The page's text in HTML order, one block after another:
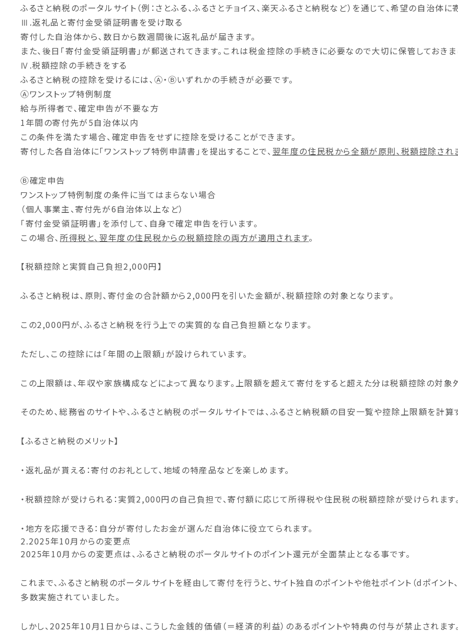
ふるさと納税のポータルサイト（例：さとふる、ふるさとチョイス、楽天ふるさと納税など）を通じて、希望の自治体
Ⅲ.返礼品と寄付金受領証明書を受け取る
寄付した自治体から、数日から数週間後に返礼品が届きます。
また、後日「寄付金受領証明書」が郵送されてきます。これは税金控除の手続きに必要なので大切に保管しておきま
Ⅳ.税額控除の手続きをする
ふるさと納税の控除を受けるには、Ⓐ・Ⓑいずれかの手続きが必要です。
Ⓐワンストップ特例制度
給与所得者で、確定申告が不要な方
1年間の寄付先が5自治体以内
この条件を満たす場合、確定申告をせずに控除を受けることができます。
寄付した各自治体に「ワンストップ特例申請書」を提出することで、 翌年度の住民税から全額が原則、税額控除され
Ⓑ確定申告
ワンストップ特例制度の条件に当てはまらない場合
（個人事業主、寄付先が6自治体以上など）
「寄付金受領証明書」を添付して、自身で確定申告を行います。
この場合、 所得税と、翌年度の住民税からの税額控除の両方が適用されます。
【税額控除と実質自己負担2,000円】
ふるさと納税は、 原則、 寄付金の合計額から2,000円を引いた金額が、税額控除の対象となります。
この2,000円が、ふるさと納税を行う上での実質的な自己負担額となります。
ただし、 この控除には「年間の上限額」が設けられています。
この上限額は、年収や家族構成などによって異なります。 上限額を超えて寄付をすると超えた分は税額控除の対象
そのため、総務省のサイトや、ふるさと納税のポータルサイトでは、ふるさと納税額の目安一覧や控除上限額を計
【ふるさと納税のメリット】
・返礼品が貰える：寄付のお礼として、地域の特産品などを楽しめます。
・税額控除が受けられる：実質2,000円の自己負担で、寄付額に応じて所得税や住民税の税額控除が受けられます
・地方を応援できる：自分が寄付したお金が選んだ自治体に役立てられます。
2.2025年10月からの変更点
2025年10月からの変更点は、ふるさと納税のポータルサイトのポイント還元が全面禁止となる事です。
これまで、ふるさと納税のポータルサイトを経由して寄付を行うと、サイト独自のポイントや他社ポイント（dポイン
多数実施されていました。
しかし、2025年10月1日からは、こうした金銭的価値（＝経済的利益）のあるポイントや特典の付与が禁止されま